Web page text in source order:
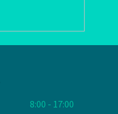
8:00 - 17:00